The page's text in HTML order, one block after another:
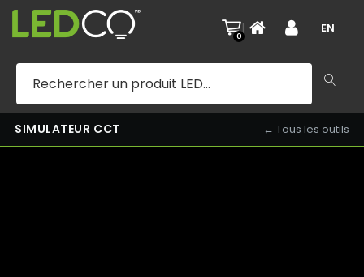
0
| EN
SIMULATEUR CCT ← Tous les outils
MAISON EXTÉRIEURE — 3000K — SOIR